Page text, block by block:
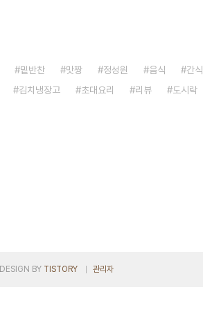
밑반찬 맛짱 정성원 음식
간식
김치냉장고 초대요리 리뷰 도시락
DESIGN BY TISTORY 관리자